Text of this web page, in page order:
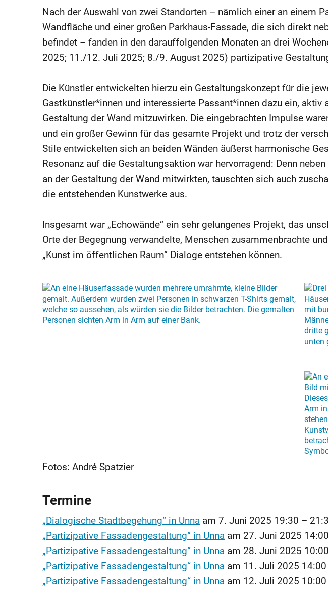
Nach der Auswahl von zwei Standorten – nämlich einer an einem
Wandfläche und einer großen Parkhaus-Fassade, die sich direkt
befindet – fanden in den darauffolgenden Monaten an drei
2025; 11./12. Juli 2025; 8./9. August 2025) partizipative
Die Künstler entwickelten hierzu ein Gestaltungskonzept für die
Gastkünstler*innen und interessierte Passant*innen dazu ein, aktiv
Gestaltung der Wand mitzuwirken. Die eingebrachten Impulse
und ein großer Gewinn für das gesamte Projekt und trotz der
Stile entwickelten sich an beiden Wänden äußerst harmonische
Resonanz auf die Gestaltungsaktion war hervorragend: Denn
an der Gestaltung der Wand mitwirkten, tauschten sich auch
die entstehenden Kunstwerke aus.
Insgesamt war „Echowände“ ein sehr gelungenes Projekt, das
Orte der Begegnung verwandelte, Menschen zusammenbrachte
„Kunst im öffentlichen Raum“ Dialoge entstehen können.
Fotos: André Spatzier
Termine
„Dialogische Stadtbegehung“ in Unna am 7. Juni 2025 19:30 –
„Partizipative Fassadengestaltung“ in Unna am 27. Juni 2025 14:00
„Partizipative Fassadengestaltung“ in Unna am 28. Juni 2025 10:00
„Partizipative Fassadengestaltung“ in Unna am 11. Juli 2025 14:00
„Partizipative Fassadengestaltung“ in Unna am 12. Juli 2025 10:00